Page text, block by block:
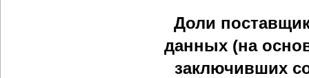
Доли
данных (на
заключивших